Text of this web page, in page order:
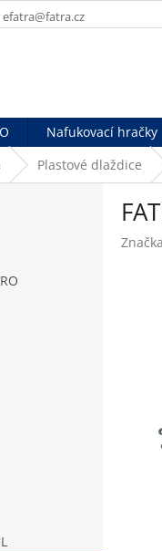
efatra@fatra.cz
Nafukovací hračky
Plastové dlaždice